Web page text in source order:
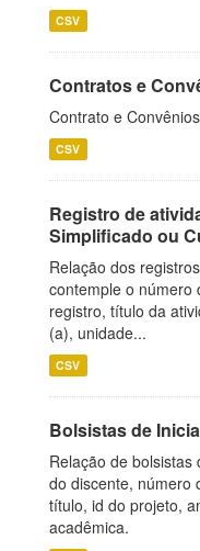
CSV
Contratos e
Contrato e Convênios
CSV
Registro de
Simplificado ou
Relação dos
contemple o número
registro, título da
(a), unidade...
CSV
Bolsistas de
Relação de
do discente, número
título, id do projeto,
acadêmica.